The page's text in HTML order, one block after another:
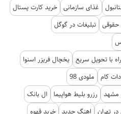
غذای سازمانی خرید کارت پستال
حقوقی تبلیغات در گوگل
با تحویل سریع یخچال فریزر اسنوا
کام
ملودی 98
مشهد رزرو بلیط هواپیما
ال بانک
تهران اهنگ جدید خرید قهوه